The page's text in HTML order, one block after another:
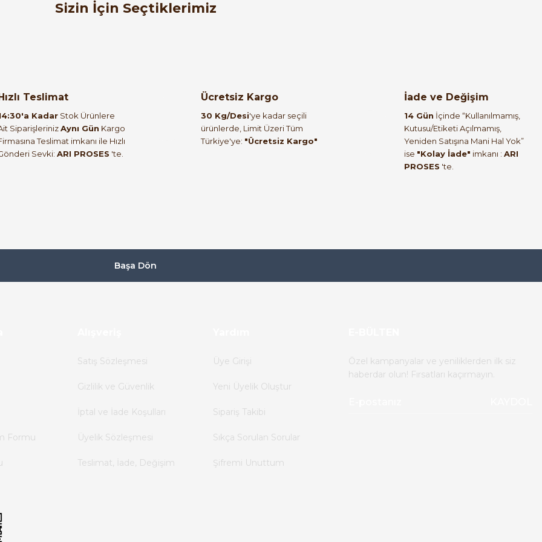
Sizin İçin Seçtiklerimiz
1.347,89 TL
Teslimat
Kadar Stok Ürünlere
SiparişlerinizAynı Gün Kargo
Teslimat imkanı ile Hızlı
Sevki: ARI PROSES 'te.
Ücretsiz Kargo
30 Kg/Desi'ye kadar seçili
ürünlerde, Limit Üzeri Tüm
Türkiye'ye: "Ücretsiz Kargo"
İade ve Değişim
14 Gün İçinde “Kullanılmamış,
Kutusu/Etiketi Açılmamış,
Yeniden Satışına Mani Hal Yok”
ise "Kolay İade" imkanı : ARI
PROSES 'te.
Başa Dön
Formu
Satış Sözleşmesi
Gizlilik ve Güvenlik
İptal ve İade Koşulları
Üyelik Sözleşmesi
Teslimat, İade, Değişim
Üye Girişi
Yeni Üyelik Oluştur
Sipariş Takibi
Sıkça Sorulan Sorular
Şifremi Unuttum
Özel kampanyalar ve yeniliklerden ilk siz
haberdar olun! Fırsatları kaçırmayın.